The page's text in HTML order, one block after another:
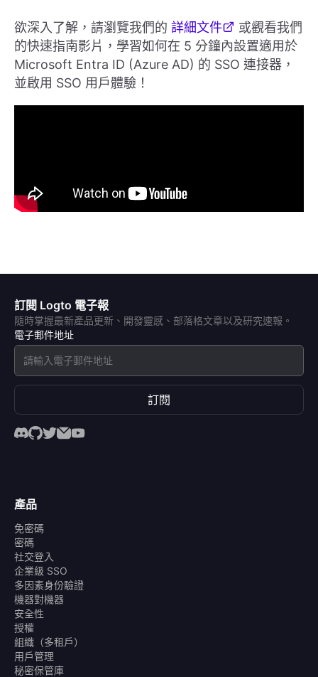
欲深入了解，請瀏覽我們的 詳細文件
或觀看我們
的快速指南影片，學習如何在 5 分鐘內設置適用於
Microsoft Entra ID (Azure AD) 的 SSO 連接器，
並啟用 SSO 用戶體驗！
訂閱 Logto 電子報
隨時掌握最新產品更新、開發靈感、部落格文章以及研究速報。
電子郵件地址
訂閱
產品
免密碼
密碼
社交登入
企業級 SSO
多因素身份驗證
機器對機器
安全性
授權
組織（多租戶）
用戶管理
秘密保管庫